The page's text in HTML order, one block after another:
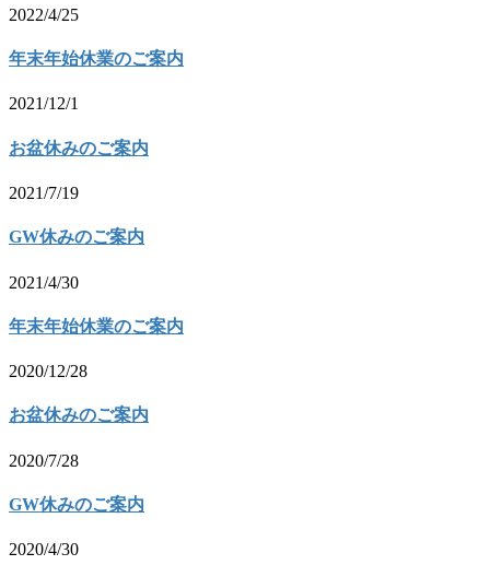
2022/4/25
年末年始休業のご案内
2021/12/1
お盆休みのご案内
2021/7/19
GW休みのご案内
2021/4/30
年末年始休業のご案内
2020/12/28
お盆休みのご案内
2020/7/28
GW休みのご案内
2020/4/30